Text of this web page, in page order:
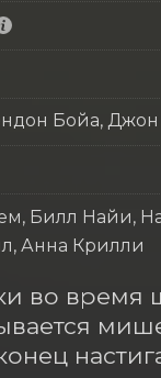
Бойа,
Билл Найи,
Анна Крилли
во время